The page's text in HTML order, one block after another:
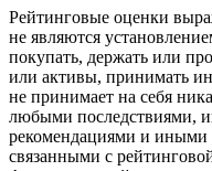
Рейтинговые оценки
не являются
покупать, держать или
или активы, принимать
не принимает на себя
любыми последствиями,
рекомендациями и иными
связанными с